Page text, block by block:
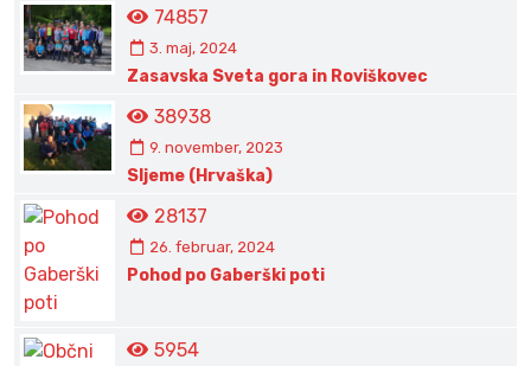
74857
3. maj, 2024
Zasavska Sveta gora in Roviškovec
38938
9. november, 2023
Sljeme (Hrvaška)
28137
26. februar, 2024
Pohod po Gaberški poti
5954